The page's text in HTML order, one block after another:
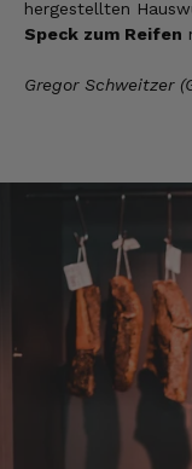
hergestellten
Speck zum Reifen
Gregor Schweitzer
Ron